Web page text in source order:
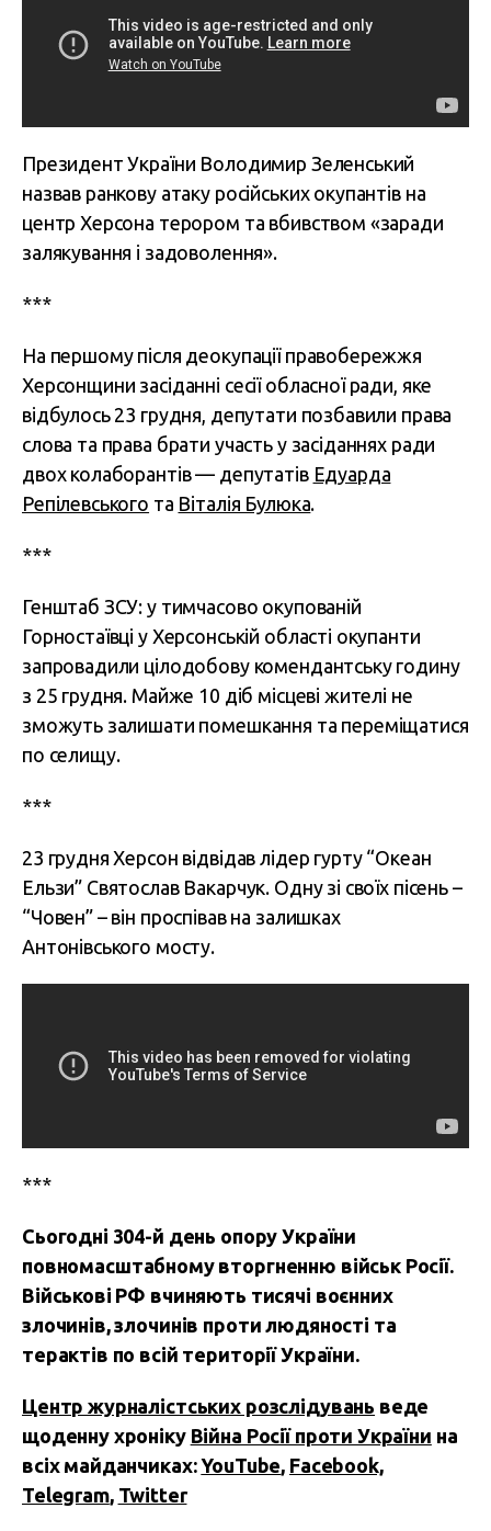
Президент України Володимир Зеленський
назвав ранкову атаку російських окупантів на
центр Херсона терором та вбивством «заради
залякування і задоволення».
***
На першому після деокупації правобережжя
Херсонщини засіданні сесії обласної ради, яке
відбулось 23 грудня, депутати позбавили права
слова та права брати участь у засіданнях ради
двох колаборантів — депутатів Едуарда
Репілевського та Віталія Булюка.
***
Генштаб ЗСУ: у тимчасово окупованій
Горностаївці у Херсонській області окупанти
запровадили цілодобову комендантську годину
з 25 грудня. Майже 10 діб місцеві жителі не
зможуть залишати помешкання та переміщатися
по селищу.
***
23 грудня Херсон відвідав лідер гурту “Океан
Ельзи” Святослав Вакарчук. Одну зі своїх пісень –
“Човен” – він проспівав на залишках
Антонівського мосту.
***
Сьогодні 304-й день опору України
повномасштабному вторгненню військ Росії.
Військові РФ вчиняють тисячі воєнних
злочинів, злочинів проти людяності та
терактів по всій території України.
Центр журналістських розслідувань веде
щоденну хроніку Війна Росії проти України на
всіх майданчиках:YouTube, Facebook,
Telegram, Twitter